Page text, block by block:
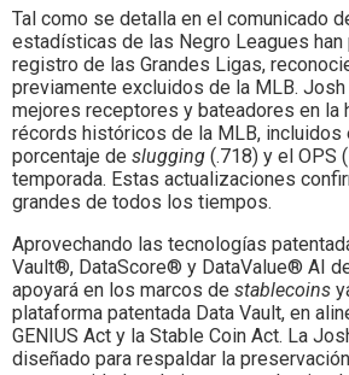
Tal como se detalla en el comunicado
estadísticas de las Negro Leagues
registro de las Grandes Ligas,
previamente excluidos de la MLB.
mejores receptores y bateadores en
récords históricos de la MLB,
porcentaje de slugging (.718) y el OPS
temporada. Estas actualizaciones
grandes de todos los tiempos.
Aprovechando las tecnologías
Vault®, DataScore® y DataValue® AI
apoyará en los marcos de stablecoins
plataforma patentada Data Vault, en
GENIUS Act y la Stable Coin Act. La
diseñado para respaldar la